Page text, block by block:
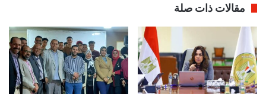
مقالات ذات صلة